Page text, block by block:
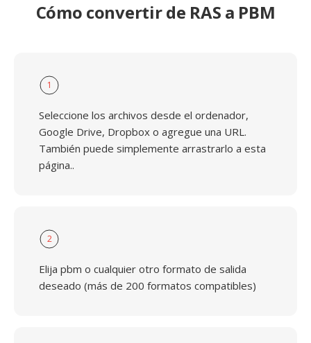
Cómo convertir de RAS a PBM
1
Seleccione los archivos desde el ordenador,
Google Drive, Dropbox o agregue una URL.
También puede simplemente arrastrarlo a esta
página..
2
Elija pbm o cualquier otro formato de salida
deseado (más de 200 formatos compatibles)